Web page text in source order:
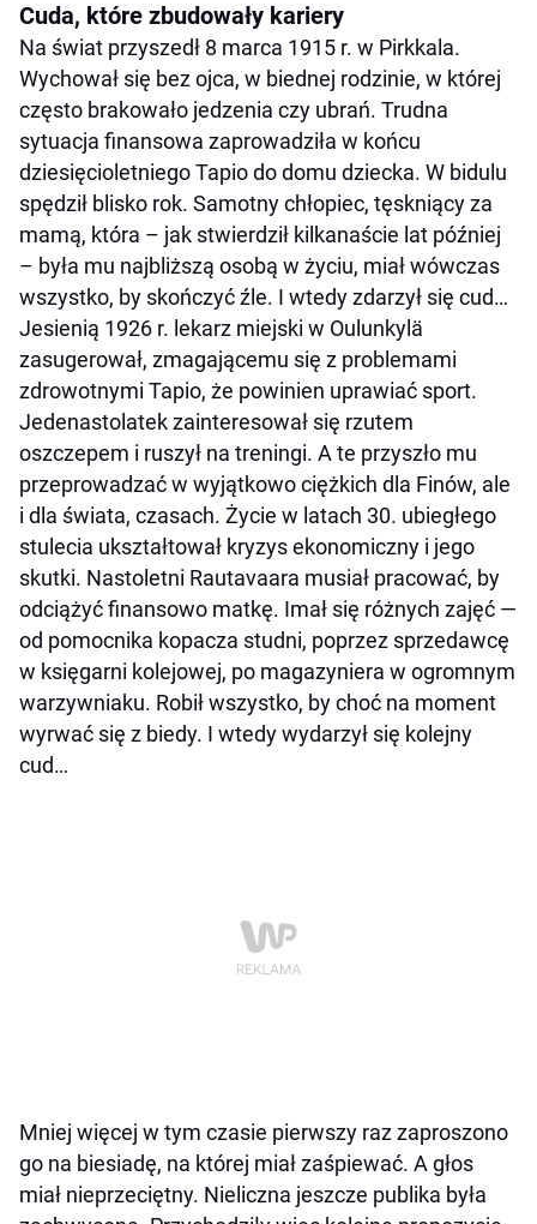
Cuda, które zbudowały kariery
Na świat przyszedł 8 marca 1915 r. w Pirkkala.
Wychował się bez ojca, w biednej rodzinie, w której
często brakowało jedzenia czy ubrań. Trudna
sytuacja finansowa zaprowadziła w końcu
dziesięcioletniego Tapio do domu dziecka. W bidulu
spędził blisko rok. Samotny chłopiec, tęskniący za
mamą, która – jak stwierdził kilkanaście lat później
– była mu najbliższą osobą w życiu, miał wówczas
wszystko, by skończyć źle. I wtedy zdarzył się cud…
Jesienią 1926 r. lekarz miejski w Oulunkylä
zasugerował, zmagającemu się z problemami
zdrowotnymi Tapio, że powinien uprawiać sport.
Jedenastolatek zainteresował się rzutem
oszczepem i ruszył na treningi. A te przyszło mu
przeprowadzać w wyjątkowo ciężkich dla Finów, ale
i dla świata, czasach. Życie w latach 30. ubiegłego
stulecia ukształtował kryzys ekonomiczny i jego
skutki. Nastoletni Rautavaara musiał pracować, by
odciążyć finansowo matkę. Imał się różnych zajęć —
od pomocnika kopacza studni, poprzez sprzedawcę
w księgarni kolejowej, po magazyniera w ogromnym
warzywniaku. Robił wszystko, by choć na moment
wyrwać się z biedy. I wtedy wydarzył się kolejny
cud…
Mniej więcej w tym czasie pierwszy raz zaproszono
go na biesiadę, na której miał zaśpiewać. A głos
miał nieprzeciętny. Nieliczna jeszcze publika była